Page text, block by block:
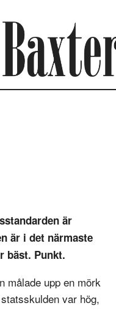
är
är i det närmaste
bäst. Punkt.
målade upp en mörk
var hög,